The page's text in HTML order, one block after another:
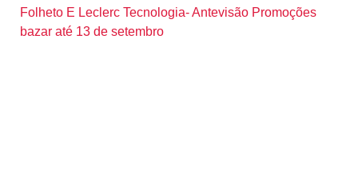
Folheto E Leclerc Tecnologia- Antevisão Promoções
bazar até 13 de setembro